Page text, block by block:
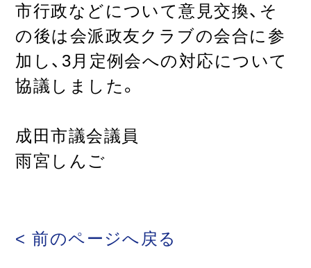
市行政などについて意見交換、そ
の後は会派政友クラブの会合に参
加し、3月定例会への対応について
協議しました。
成田市議会議員
雨宮しんご
< 前のページへ戻る